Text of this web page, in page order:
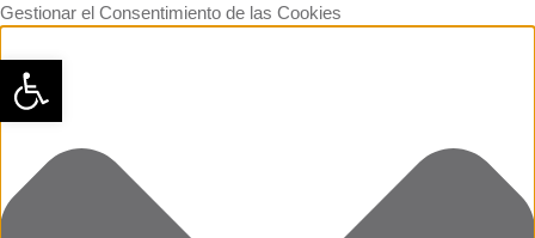
Abrir barra de herramientas
Gestionar el Consentimiento de las Cookies